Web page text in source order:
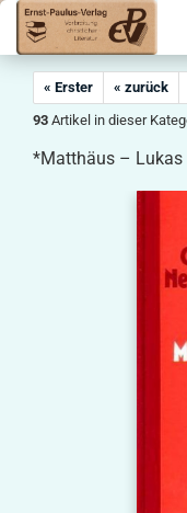
« Erster « zurück
93 Artikel in dieser
*Matthäus – Lukas